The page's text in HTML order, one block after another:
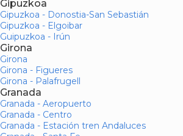
Gipuzkoa
Gipuzkoa - Donostia-San Sebastián
Gipuzkoa - Elgoibar
Guipuzkoa - Irún
Girona
Girona
Girona - Figueres
Girona - Palafrugell
Granada
Granada - Aeropuerto
Granada - Centro
Granada - Estación tren Andaluces